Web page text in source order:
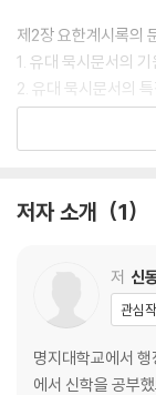
제2장 요한계시록의
1. 유대 묵시문서의
2. 유대 묵시문서의
3. 유대 묵시문서와
2. 요한계시록의 사회
제4장 요한계시록 수
제5장 요한계시록과
저자 소개 1
저 신
관심
명지대학교에서
에서 신학을 공부